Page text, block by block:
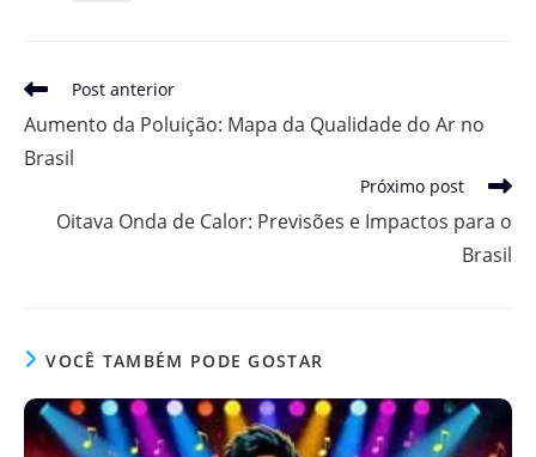
Leia
artigos
Post anterior
Aumento da Poluição: Mapa da Qualidade do Ar no
Brasil
Próximo post
Oitava Onda de Calor: Previsões e Impactos para o
Brasil
VOCÊ TAMBÉM PODE GOSTAR